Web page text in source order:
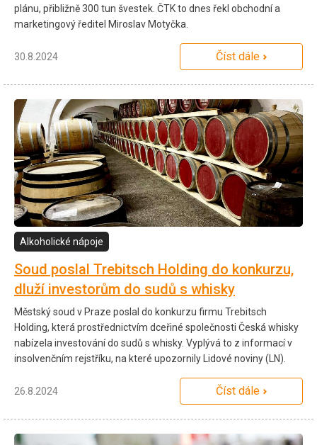
plánu, přibližně 300 tun švestek. ČTK to dnes řekl obchodní a
marketingový ředitel Miroslav Motyčka.
30.8.2024 Číst dále
Alkoholické nápoje
Soud poslal Trebitsch Holding do konkurzu,
dluží investorům do sudů s whisky
Městský soud v Praze poslal do konkurzu firmu Trebitsch
Holding, která prostřednictvím dceřiné společnosti Česká whisky
nabízela investování do sudů s whisky. Vyplývá to z informací v
insolvenčním rejstříku, na které upozornily Lidové noviny (LN).
26.8.2024 Číst dále